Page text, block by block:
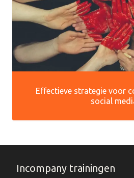
Effectieve strategie voor
social
Incompany trainingen